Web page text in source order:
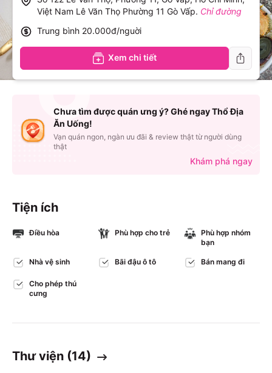
Tiện ích
Điều hòa Phù hợp cho trẻ
Phù hợp nhóm
bạn
Nhà vệ sinh Bãi đậu ô tô Bán mang đi
Cho phép thú
cưng
Thư viện (14)
Việt Nam Lê Văn Thọ Phường 11 Gò Vấp. Chỉ đường
Trung bình 20.000đ/nguời
Xem chi tiết
Chưa tìm được quán ưng ý? Ghé ngay Thổ Địa
Ăn Uống!
Vạn quán ngon, ngàn ưu đãi & review thật từ người dùng
thật
Khám phá ngay